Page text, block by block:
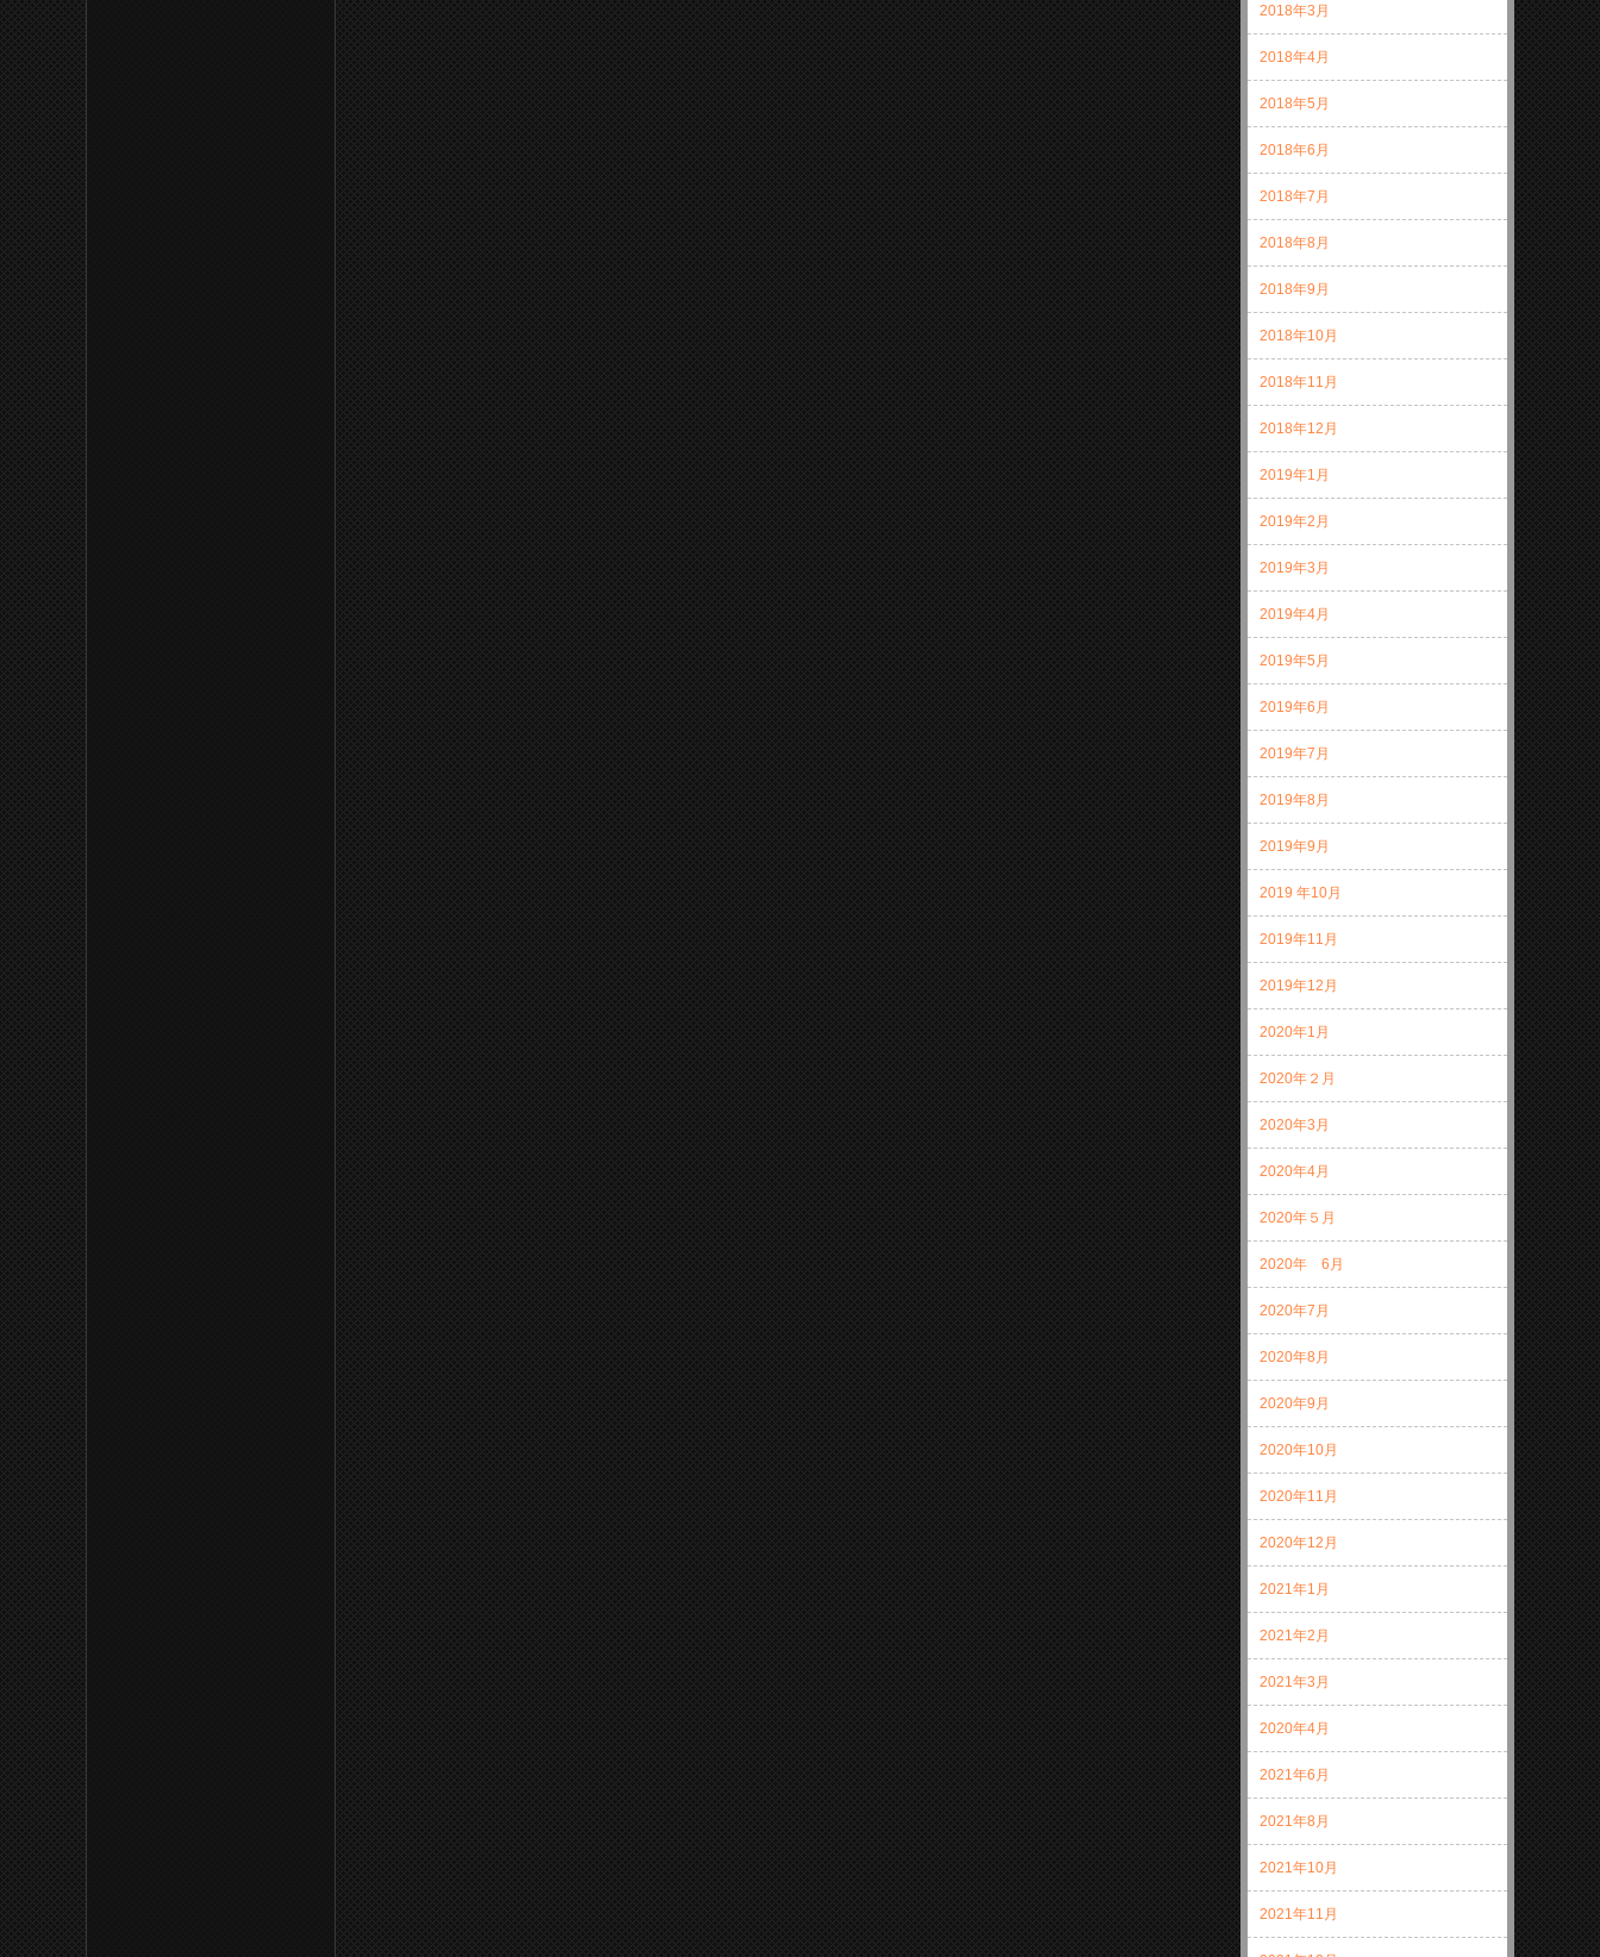
2018年3月
2018年4月
2018年5月
2018年6月
2018年7月
2018年8月
2018年9月
2018年10月
2018年11月
2018年12月
2019年1月
2019年2月
2019年3月
2019年4月
2019年5月
2019年6月
2019年7月
2019年8月
2019年9月
2019 年10月
2019年11月
2019年12月
2020年1月
2020年２月
2020年3月
2020年4月
2020年５月
2020年 6月
2020年7月
2020年8月
2020年9月
2020年10月
2020年11月
2020年12月
2021年1月
2021年2月
2021年3月
2020年4月
2021年6月
2021年8月
2021年10月
2021年11月